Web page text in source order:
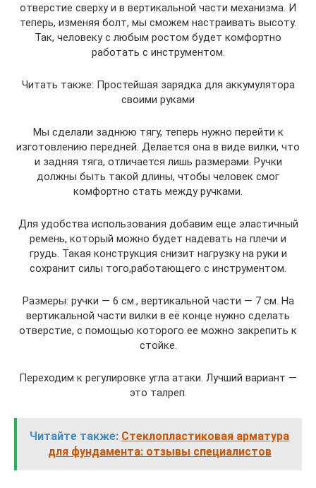
отверстие сверху и в вертикальной части механизма. И
теперь, изменяя болт, мы сможем настраивать высоту.
Так, человеку с любым ростом будет комфортно
работать с инструментом.
Читать также: Простейшая зарядка для аккумулятора
своими руками
Мы сделали заднюю тягу, теперь нужно перейти к
изготовлению передней. Делается она в виде вилки, что
и задняя тяга, отличается лишь размерами. Ручки
должны быть такой длины, чтобы человек смог
комфортно стать между ручками.
Для удобства использования добавим еще эластичный
ремень, который можно будет надевать на плечи и
грудь. Такая конструкция снизит нагрузку на руки и
сохранит силы того,работающего с инструментом.
Размеры: ручки — 6 см., вертикальной части — 7 см. На
вертикальной части вилки в её конце нужно сделать
отверстие, с помощью которого ее можно закрепить к
стойке.
Переходим к регулировке угла атаки. Лучший вариант —
это талреп.
Читайте также: Стеклопластиковая арматура
для фундамента: отзывы специалистов